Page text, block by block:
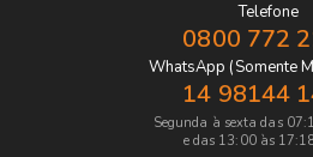
Telefone
0800 772
WhatsApp (Somente
14 98144
Segunda à sexta das
e das 13:00 às